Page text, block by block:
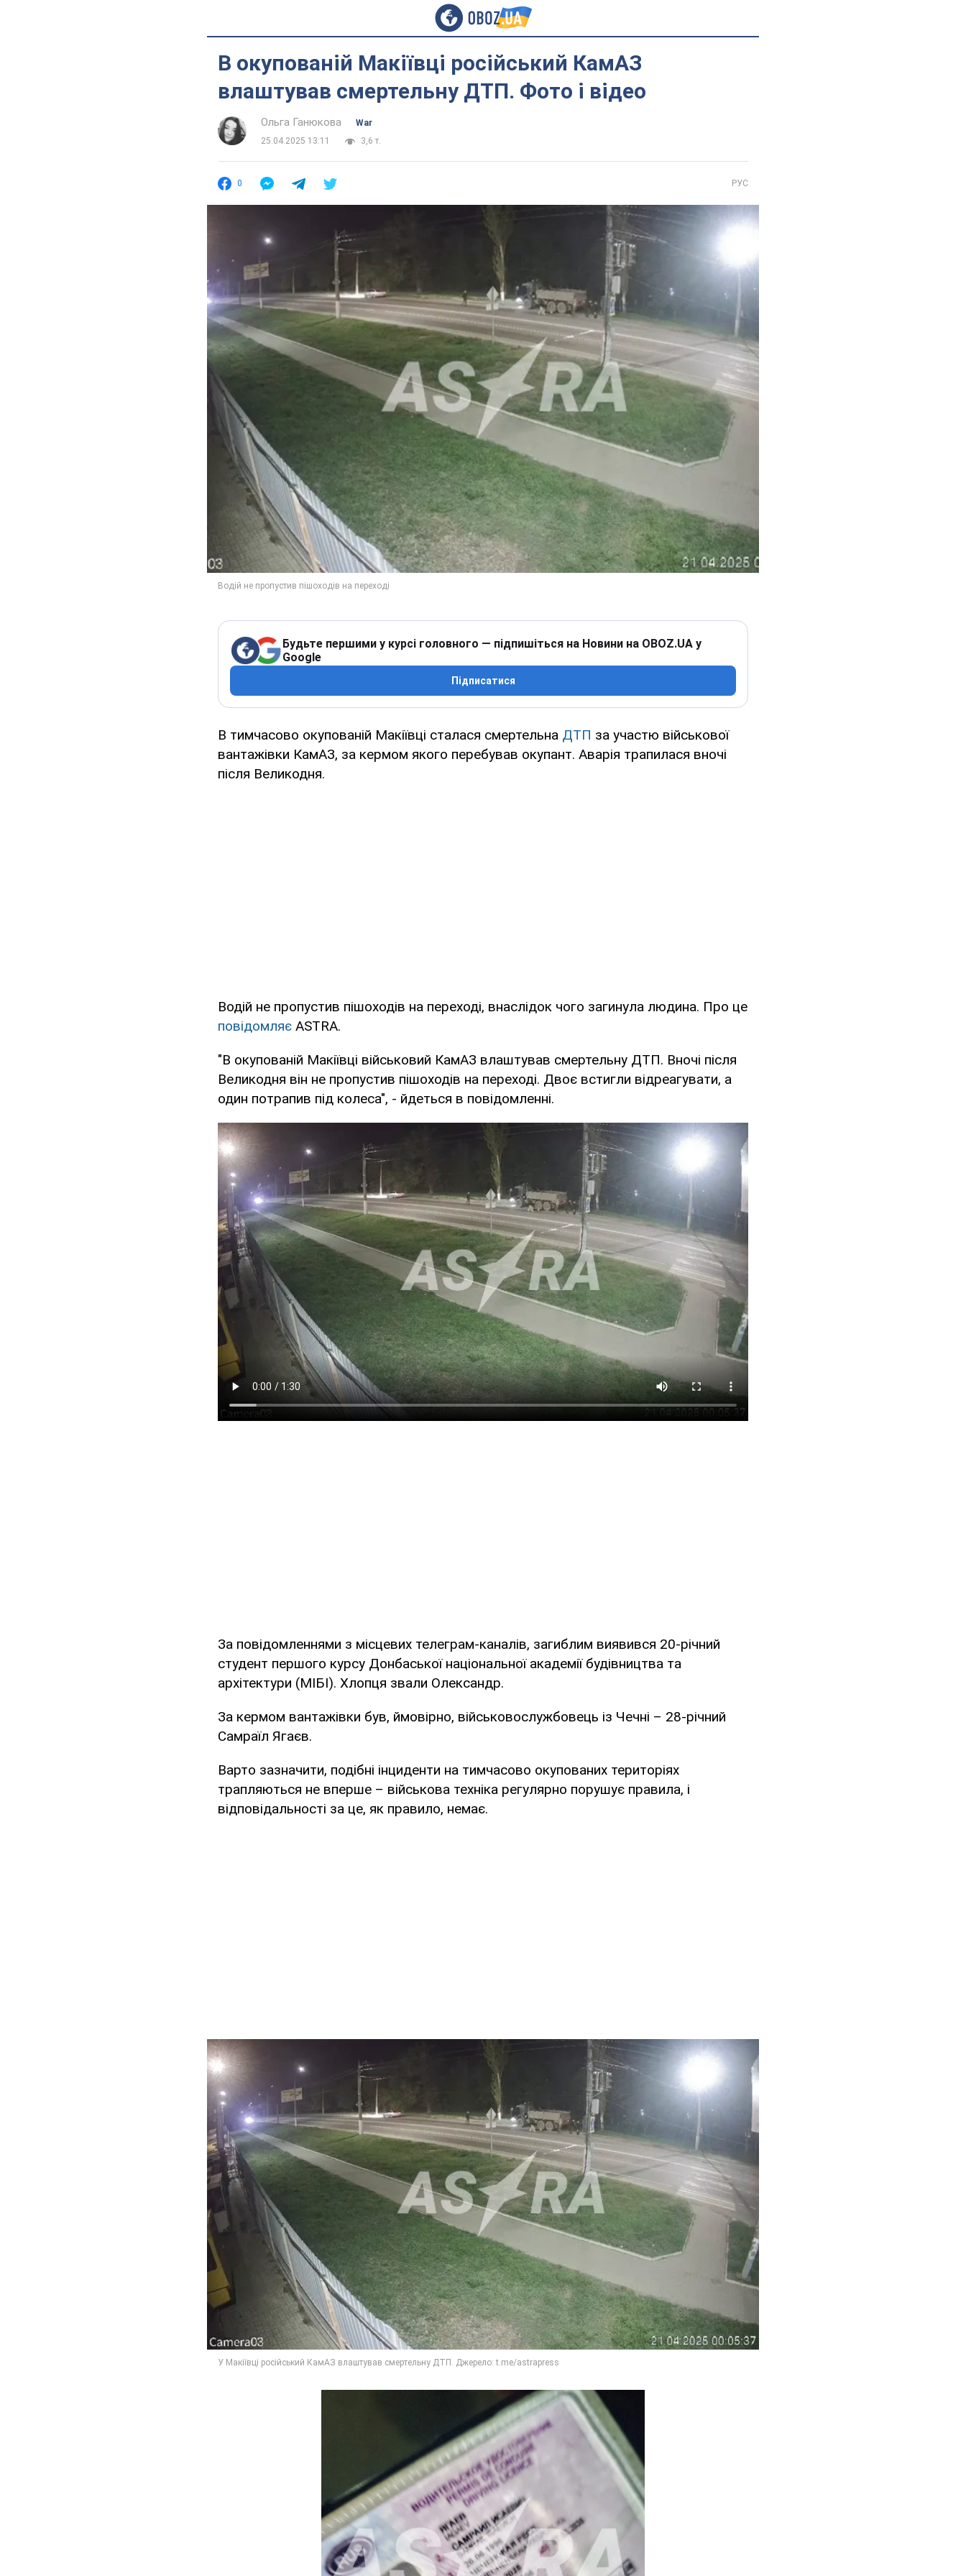
В окупованій Макіївці російський КамАЗ
влаштував смертельну ДТП. Фото і відео
Ольга Ганюкова
War
25.04.2025 13:11
3,6 т.
0 РУС
Будьте першими у курсі головного — підпишіться на Новини на OBOZ.UA у
Google
Підписатися
В тимчасово окупованій Макіївці сталася смертельна ДТП за участю військової
вантажівки КамАЗ, за кермом якого перебував окупант. Аварія трапилася вночі
після Великодня.
Водій не пропустив пішоходів на переході, внаслідок чого загинула людина. Про це
повідомляє ASTRA.
"В окупованій Макіївці військовий КамАЗ влаштував смертельну ДТП. Вночі після
Великодня він не пропустив пішоходів на переході. Двоє встигли відреагувати, а
один потрапив під колеса", - йдеться в повідомленні.
За повідомленнями з місцевих телеграм-каналів, загиблим виявився 20-річний
студент першого курсу Донбаської національної академії будівництва та
архітектури (МІБІ). Хлопця звали Олександр.
За кермом вантажівки був, ймовірно, військовослужбовець із Чечні – 28-річний
Самраїл Ягаєв.
Варто зазначити, подібні інциденти на тимчасово окупованих територіях
трапляються не вперше – військова техніка регулярно порушує правила, і
відповідальності за це, як правило, немає.